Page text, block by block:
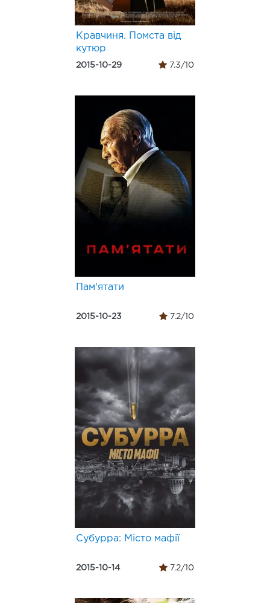
Кравчиня. Помста від
кутюр
2015-10-29 7.3/10
Пам'ятати
2015-10-23 7.2/10
Субурра: Місто мафії
2015-10-14 7.2/10